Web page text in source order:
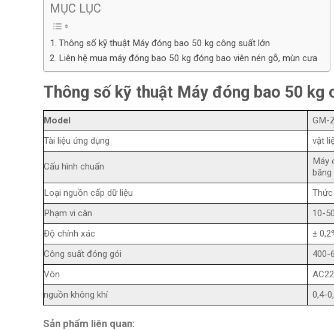
MỤC LỤC
Thông số kỹ thuật Máy đóng bao 50 kg công suất lớn
Liên hệ mua máy đóng bao 50 kg đóng bao viên nén gỗ, mùn cưa
Thông số kỹ thuật Máy đóng bao 50 kg
Model
GM-
Tài liệu ứng dụng
vật
Cấu hình chuẩn
Máy
Loại nguồn cấp dữ liệu
Phạm vi cân
10-
Độ chính xác
±
Công suất đóng gói
400-
Vôn
nguồn không khí
0,4-
Sản phẩm liên quan: